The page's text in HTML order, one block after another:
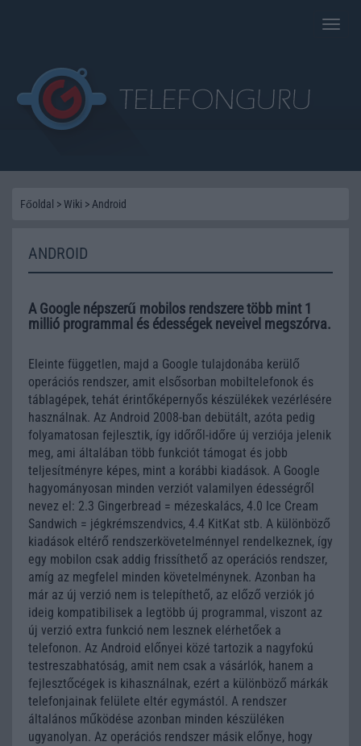
Toggle
Főoldal >Wiki > Android
ANDROID
A Google népszerű mobilos rendszere több mint 1
millió programmal és édességek neveivel megszórva.
Eleinte független, majd a Google tulajdonába kerülő
operációs rendszer, amit elsősorban mobiltelefonok és
táblagépek, tehát érintőképernyős készülékek vezérlésére
használnak. Az Android 2008-ban debütált, azóta pedig
folyamatosan fejlesztik, így időről-időre új verziója jelenik
meg, ami általában több funkciót támogat és jobb
teljesítményre képes, mint a korábbi kiadások. A Google
hagyományosan minden verziót valamilyen édességről
nevez el: 2.3 Gingerbread = mézeskalács, 4.0 Ice Cream
Sandwich = jégkrémszendvics, 4.4 KitKat stb. A különböző
kiadások eltérő rendszerkövetelménnyel rendelkeznek, így
egy mobilon csak addig frissíthető az operációs rendszer,
amíg az megfelel minden követelménynek. Azonban ha
már az új verzió nem is telepíthető, az előző verziók jó
ideig kompatibilisek a legtöbb új programmal, viszont az
új verzió extra funkció nem lesznek elérhetőek a
telefonon. Az Android előnyei közé tartozik a nagyfokú
testreszabhatóság, amit nem csak a vásárlók, hanem a
fejlesztőcégek is kihasználnak, ezért a különböző márkák
telefonjainak felülete eltér egymástól. A rendszer
általános működése azonban minden készüléken
ugyanolyan. Az operációs rendszer másik előnye, hogy